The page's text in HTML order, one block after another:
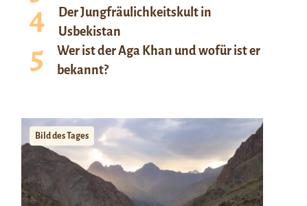
Der Jungfräulichkeitskult in
Usbekistan
Wer ist der Aga Khan und wofür ist er
bekannt?
Bild des Tages